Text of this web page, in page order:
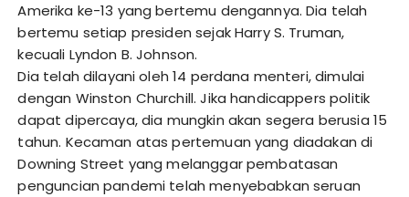
Amerika ke-13 yang bertemu dengannya. Dia telah
bertemu setiap presiden sejak Harry S. Truman,
kecuali Lyndon B. Johnson.
Dia telah dilayani oleh 14 perdana menteri, dimulai
dengan Winston Churchill. Jika handicappers politik
dapat dipercaya, dia mungkin akan segera berusia 15
tahun. Kecaman atas pertemuan yang diadakan di
Downing Street yang melanggar pembatasan
penguncian pandemi telah menyebabkan seruan